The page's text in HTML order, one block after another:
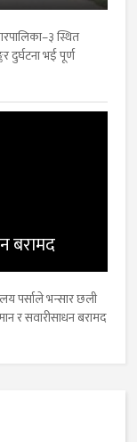
स्थित
दुर्घटना भई पूर्ण
बरामद
पर्साले भन्सार छली
र सवारीसाधन बरामद